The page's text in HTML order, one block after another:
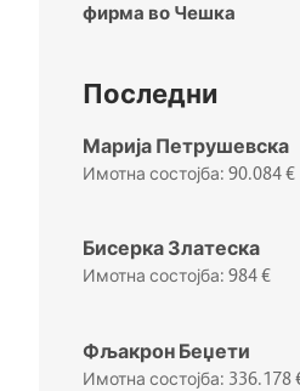
фирма во Чешка
Последни
Марија Петрушевска
90.084€
Бисерка Златеска
984€
Фљакрон Беџети
336.178